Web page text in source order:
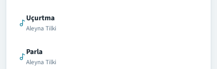
Uçurtma
Aleyna Tilki
Parla
Aleyna Tilki